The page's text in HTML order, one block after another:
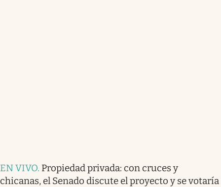
EN VIVO. Propiedad privada: con cruces y
chicanas, el Senado discute el proyecto y se votaría